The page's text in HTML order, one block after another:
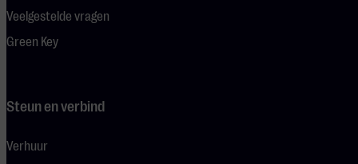
Veelgestelde vragen
Green Key
Steun en verbind
Verhuur